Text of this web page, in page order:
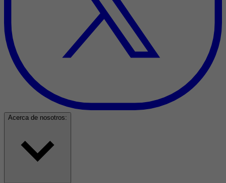
Acerca de nosotros: